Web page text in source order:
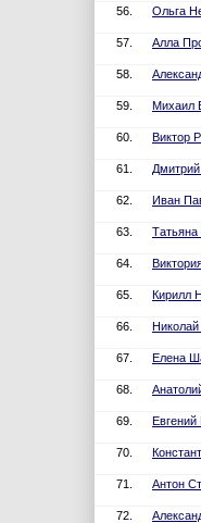
56. Ольга
57. Алла
58.
59. Михаил
60. Виктор
61.
62. Иван
63.
64.
65. Кирилл
66. Николай
67. Елена
68.
69. Евгений
70.
71. Антон
72.